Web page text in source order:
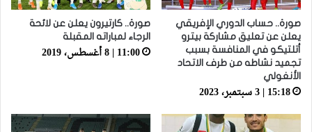
صورة.. حساب الدوري الإفريقي
يعلن عن تعليق مشاركة بيترو
أتلتيكو في المنافسة بسبب
تجميد نشاطه من طرف الاتحاد
الأنغولي
15:18 | 3 سبتمبر، 2023
صورة.. كارتيرون يعلن عن لائحة
الرجاء لمباراته المقبلة
11:00 | 8 أغسطس، 2019